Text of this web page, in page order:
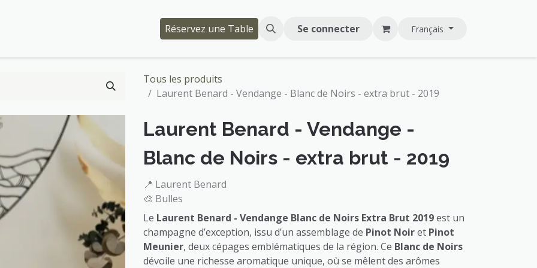
Réservez une Table Se connecter Français
Tous les produits
Laurent Benard - Vendange - Blanc de Noirs - extra brut - 2019
Laurent Benard - Vendange -
Blanc de Noirs - extra brut - 2019
📍 Laurent Benard
🎨 Bulles
Le Laurent Benard - Vendange Blanc de Noirs Extra Brut 2019est un
champagne d’exception, issu d’un assemblage de Pinot Noiret Pinot
Meunier, deux cépages emblématiques de la région. Ce Blanc de Noirs
dévoile une richesse aromatique unique, où se mêlent des arômes